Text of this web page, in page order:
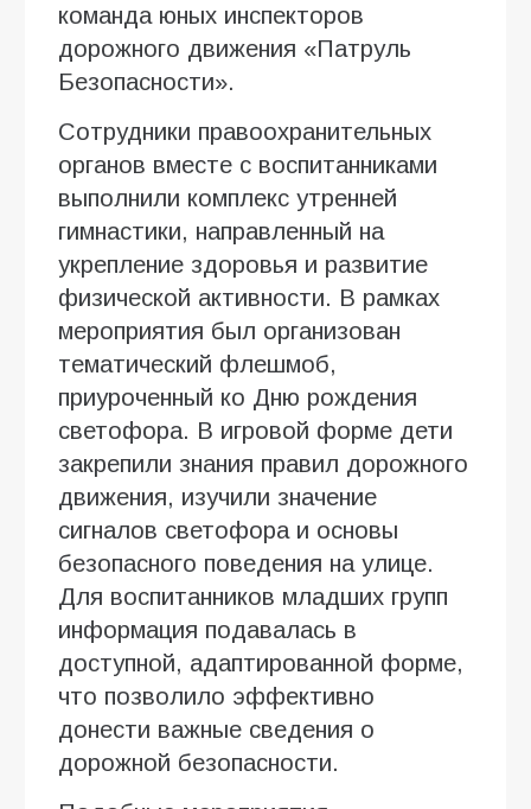
команда юных инспекторов
дорожного движения «Патруль
Безопасности».
Сотрудники правоохранительных
органов вместе с воспитанниками
выполнили комплекс утренней
гимнастики, направленный на
укрепление здоровья и развитие
физической активности. В рамках
мероприятия был организован
тематический флешмоб,
приуроченный ко Дню рождения
светофора. В игровой форме дети
закрепили знания правил дорожного
движения, изучили значение
сигналов светофора и основы
безопасного поведения на улице.
Для воспитанников младших групп
информация подавалась в
доступной, адаптированной форме,
что позволило эффективно
донести важные сведения о
дорожной безопасности.